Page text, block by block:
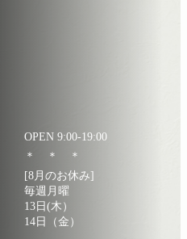
OPEN 9:00-19:00
＊ ＊ ＊
[8月のお休み]
毎週月曜
13日(木）
14日（金）